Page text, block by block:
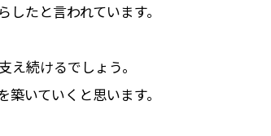
たと言われています。
続けるでしょう。
いていくと思います。